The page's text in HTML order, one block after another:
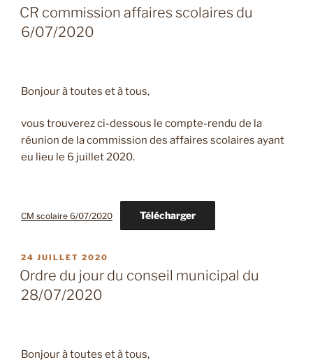
LE
CR commission affaires scolaires du
6/07/2020
Bonjour à toutes et à tous,
vous trouverez ci-dessous le compte-rendu de la
réunion de la commission des affaires scolaires ayant
eu lieu le 6 juillet 2020.
CM scolaire 6/07/2020 Télécharger
PUBLIÉ
LE
24 JUILLET 2020
Ordre du jour du conseil municipal du
28/07/2020
Bonjour à toutes et à tous,